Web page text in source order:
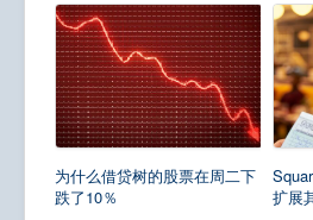
为什么借贷树的股票在周二下
跌了10％
扩展